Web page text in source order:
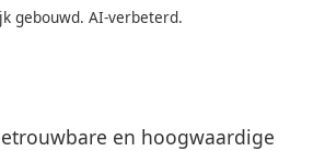
gebouwd. AI-verbeterd.
en hoogwaardige